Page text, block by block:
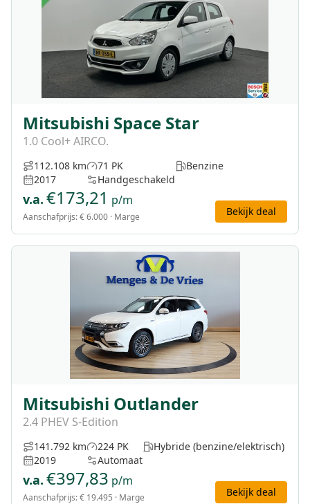
Mitsubishi Space Star
1.0 Cool+ AIRCO.
112.108 km
2017
71 PK
Handgeschakeld
Benzine
v.a. €173,21 p/m
Aanschafprijs:€ 6.000 · Marge Bekijk deal
Mitsubishi Outlander
2.4 PHEV S-Edition
141.792 km
2019
224 PK
Automaat
Hybride (benzine/elektrisch)
v.a. €397,83 p/m
Aanschafprijs:€ 19.495 · Marge Bekijk deal